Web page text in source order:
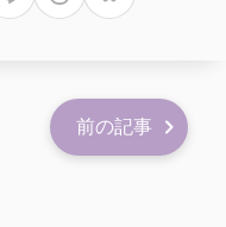
前の記事